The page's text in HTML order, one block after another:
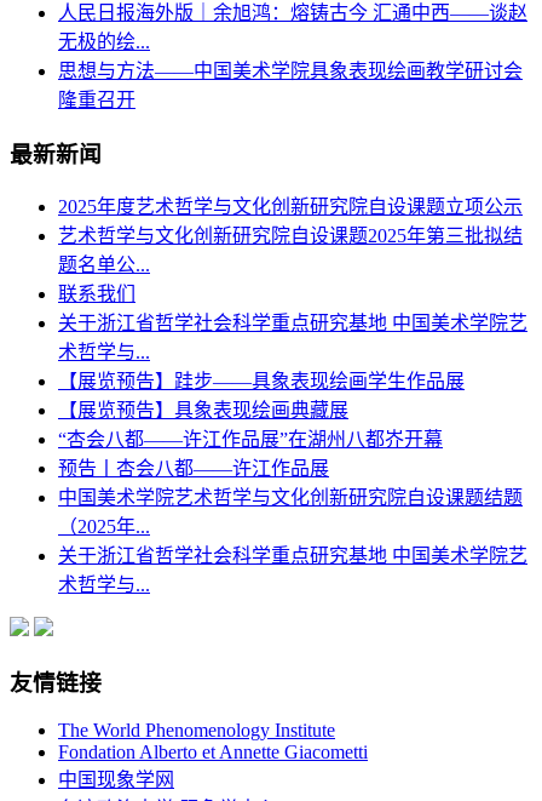
人民日报海外版｜余旭鸿：熔铸古今 汇通中西——谈赵
无极的绘...
思想与方法——中国美术学院具象表现绘画教学研讨会
隆重召开
最新新闻
2025年度艺术哲学与文化创新研究院自设课题立项公示
艺术哲学与文化创新研究院自设课题2025年第三批拟结
题名单公...
联系我们
关于浙江省哲学社会科学重点研究基地 中国美术学院艺
术哲学与...
【展览预告】跬步——具象表现绘画学生作品展
【展览预告】具象表现绘画典藏展
“杏会八都——许江作品展”在湖州八都岕开幕
预告丨杏会八都——许江作品展
中国美术学院艺术哲学与文化创新研究院自设课题结题
（2025年...
关于浙江省哲学社会科学重点研究基地 中国美术学院艺
术哲学与...
友情链接
The World Phenomenology Institute
Fondation Alberto et Annette Giacometti
中国现象学网